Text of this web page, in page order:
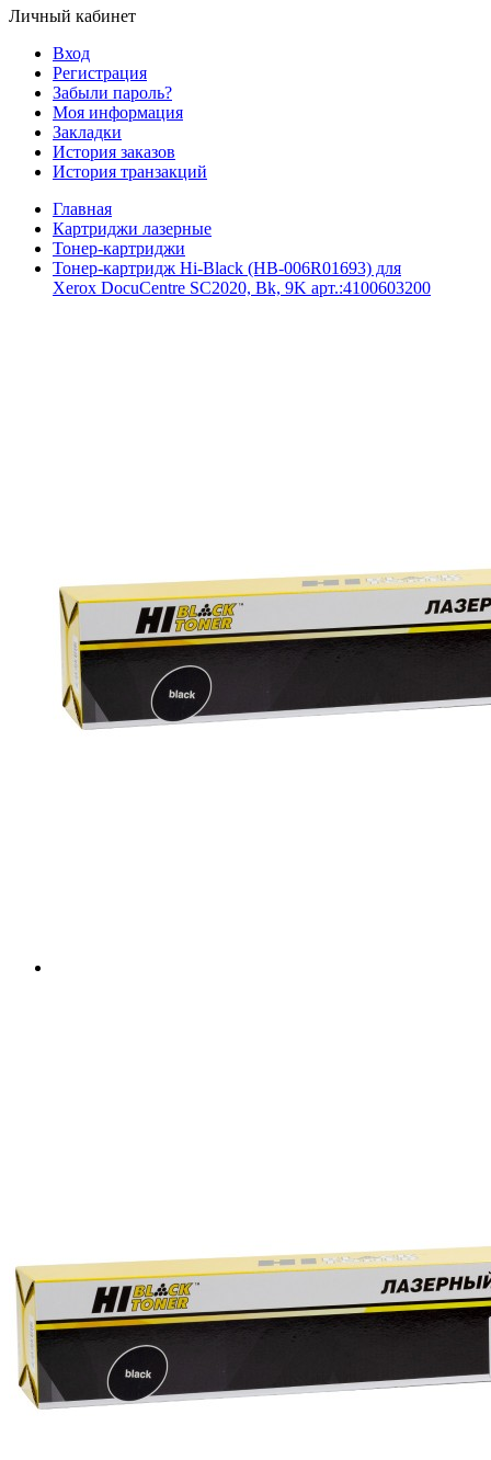
Личный кабинет
Вход
Регистрация
Забыли пароль?
Моя информация
Закладки
История заказов
История транзакций
Главная
Картриджи лазерные
Тонер-картриджи
Тонер-картридж Hi-Black (HB-006R01693) для
Xerox DocuCentre SC2020, Bk, 9K арт.:4100603200